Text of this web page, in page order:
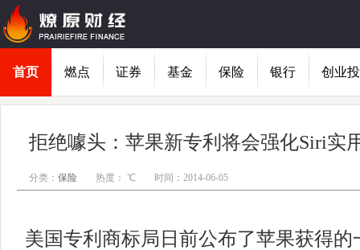
首页 燃点 证券 基金 保险 银行 创业
拒绝噱头：苹果新专利将会强化Siri实
分类： 保险 热度： ℃ 时间：2014-06-05
美国专利商标局日前公布了苹果获得